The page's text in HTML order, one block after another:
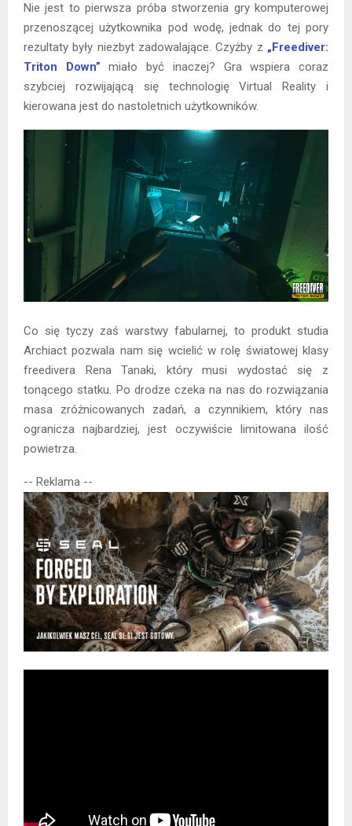
Nie jest to pierwsza próba stworzenia gry komputerowej
przenoszącej użytkownika pod wodę, jednak do tej pory
rezultaty były niezbyt zadowalające. Czyżby z „Freediver:
Triton Down” miało być inaczej? Gra wspiera coraz
szybciej rozwijającą się technologię Virtual Reality i
kierowana jest do nastoletnich użytkowników.
Co się tyczy zaś warstwy fabularnej, to produkt studia
Archiact pozwala nam się wcielić w rolę światowej klasy
freedivera Rena Tanaki, który musi wydostać się z
tonącego statku. Po drodze czeka na nas do rozwiązania
masa zróżnicowanych zadań, a czynnikiem, który nas
ogranicza najbardziej, jest oczywiście limitowana ilość
powietrza.
-- Reklama --